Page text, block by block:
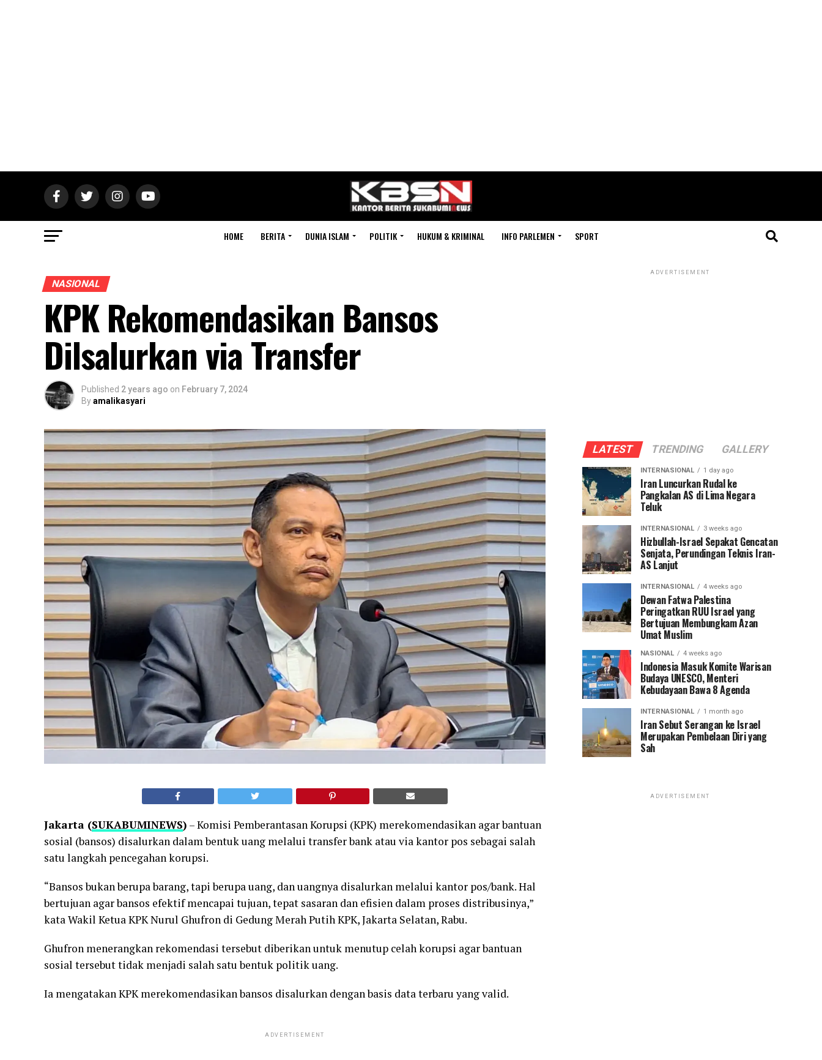
HOME BERITA DUNIA ISLAM POLITIK HUKUM & KRIMINAL INFO PARLEMEN SPORT
NASIONAL
KPK Rekomendasikan Bansos
Dilsalurkan via Transfer
Published 2 years ago on February 7, 2024
Byamalikasyari
Jakarta (SUKABUMINEWS) – Komisi Pemberantasan Korupsi (KPK) merekomendasikan agar bantuan
sosial (bansos) disalurkan dalam bentuk uang melalui transfer bank atau via kantor pos sebagai salah
satu langkah pencegahan korupsi.
“Bansos bukan berupa barang, tapi berupa uang, dan uangnya disalurkan melalui kantor pos/bank. Hal
bertujuan agar bansos efektif mencapai tujuan, tepat sasaran dan efisien dalam proses distribusinya,”
kata Wakil Ketua KPK Nurul Ghufron di Gedung Merah Putih KPK, Jakarta Selatan, Rabu.
Ghufron menerangkan rekomendasi tersebut diberikan untuk menutup celah korupsi agar bantuan
sosial tersebut tidak menjadi salah satu bentuk politik uang.
Ia mengatakan KPK merekomendasikan bansos disalurkan dengan basis data terbaru yang valid.
ADVERTISEMENT
ADVERTISEMENT
LATEST TRENDING GALLERY
INTERNASIONAL 1 day ago
Iran Luncurkan Rudal ke
Pangkalan AS di Lima Negara
Teluk
INTERNASIONAL 3 weeks ago
Hizbullah-Israel Sepakat Gencatan
Senjata, Perundingan Teknis Iran-
AS Lanjut
INTERNASIONAL 4 weeks ago
Dewan Fatwa Palestina
Peringatkan RUU Israel yang
Bertujuan Membungkam Azan
Umat Muslim
NASIONAL 4 weeks ago
Indonesia Masuk Komite Warisan
Budaya UNESCO, Menteri
Kebudayaan Bawa 8 Agenda
INTERNASIONAL 1 month ago
Iran Sebut Serangan ke Israel
Merupakan Pembelaan Diri yang
Sah
ADVERTISEMENT